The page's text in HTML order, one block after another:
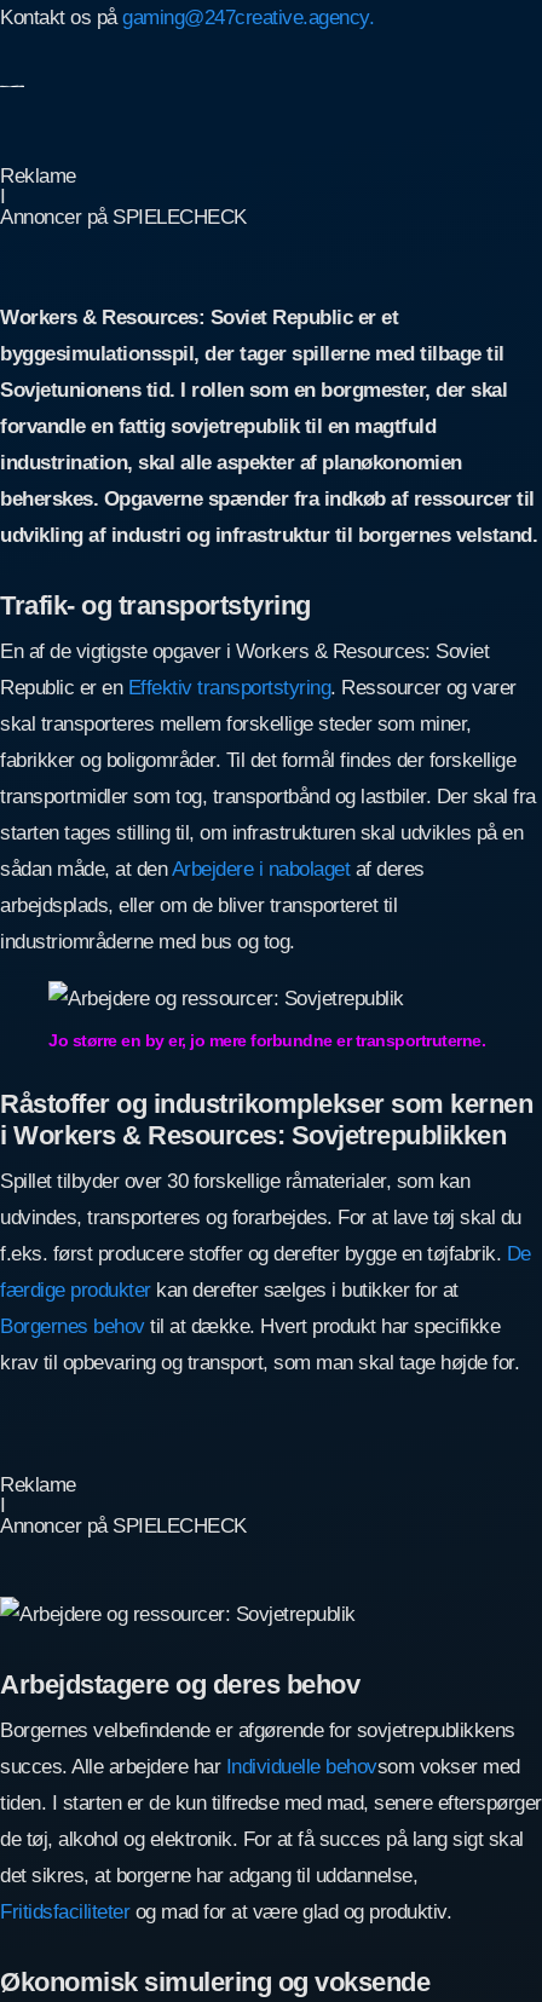
Kontakt os pågaming@247creative.agency.
Reklame
I
Annoncer på SPIELECHECK
Workers & Resources: Soviet Republic er et
byggesimulationsspil, der tager spillerne med tilbage til
Sovjetunionens tid. I rollen som en borgmester, der skal
forvandle en fattig sovjetrepublik til en magtfuld
industrination, skal alle aspekter af planøkonomien
beherskes. Opgaverne spænder fra indkøb af ressourcer til
udvikling af industri og infrastruktur til borgernes velstand.
Trafik- og transportstyring
En af de vigtigste opgaver i Workers & Resources: Soviet
Republic er en Effektiv transportstyring. Ressourcer og varer
skal transporteres mellem forskellige steder som miner,
fabrikker og boligområder. Til det formål findes der forskellige
transportmidler som tog, transportbånd og lastbiler. Der skal fra
starten tages stilling til, om infrastrukturen skal udvikles på en
sådan måde, at denArbejdere i nabolagetaf deres
arbejdsplads, eller om de bliver transporteret til
industriområderne med bus og tog.
Jo større en by er, jo mere forbundne er transportruterne.
Råstoffer og industrikomplekser som kernen
i Workers & Resources: Sovjetrepublikken
Spillet tilbyder over 30 forskellige råmaterialer, som kan
udvindes, transporteres og forarbejdes. For at lave tøj skal du
f.eks. først producere stoffer og derefter bygge en tøjfabrik. De
færdige produkterkan derefter sælges i butikker for at
Borgernes behovtil at dække. Hvert produkt har specifikke
krav til opbevaring og transport, som man skal tage højde for.
Reklame
I
Annoncer på SPIELECHECK
Arbejdstagere og deres behov
Borgernes velbefindende er afgørende for sovjetrepublikkens
succes. Alle arbejdere har Individuelle behovsom vokser med
tiden. I starten er de kun tilfredse med mad, senere efterspørger
de tøj, alkohol og elektronik. For at få succes på lang sigt skal
det sikres, at borgerne har adgang til uddannelse,
Fritidsfaciliteterog mad for at være glad og produktiv.
Økonomisk simulering og voksende